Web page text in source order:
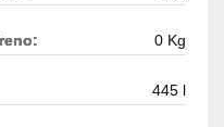
0 Kg
445 l